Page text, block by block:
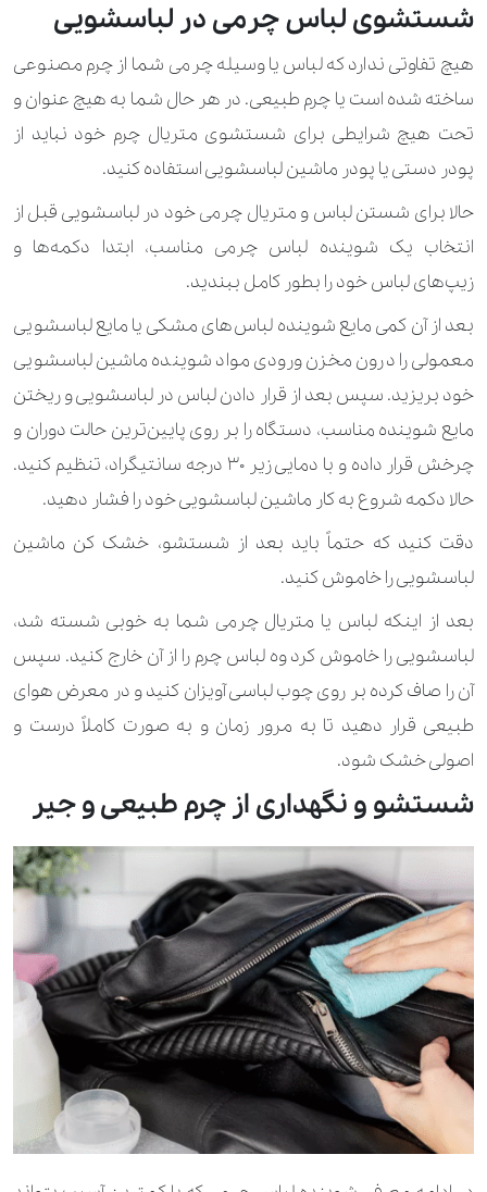
شستشوی لباس چرمی در لباسشویی
هیچ تفاوتی ندارد که لباس یا وسیله چرمی شما از چرم مصنوعی
ساخته شده است یا چرم طبیعی. در هر حال شما به هیچ عنوان و
تحت هیچ شرایطی برای شستشوی متریال چرم خود نباید از
پودر دستی یا پودر ماشین لباسشویی استفاده کنید.
حالا برای شستن لباس و متریال چرمی خود در لباسشویی قبل از
انتخاب یک شوینده لباس چرمی مناسب، ابتدا دکمه‌ها و
زیپ‌های لباس خود را بطور کامل ببندید.
بعد از آن کمی مایع شوینده لباس‌های مشکی یا مایع لباسشویی
معمولی را درون مخزن ورودی مواد شوینده ماشین لباسشویی
خود بریزید. سپس بعد از قرار دادن لباس در لباسشویی و ریختن
مایع شوینده مناسب، دستگاه را بر روی پایین‌ترین حالت دوران و
چرخش قرار داده و با دمایی زیر ۳۰ درجه سانتیگراد، تنظیم کنید.
حالا دکمه شروع به کار ماشین لباسشویی خود را فشار دهید.
دقت کنید که حتماً باید بعد از شستشو، خشک کن ماشین
لباسشویی را خاموش کنید.
بعد از اینکه لباس یا متریال چرمی شما به خوبی شسته شد،
لباسشویی را خاموش کرد وه لباس چرم را از آن خارج کنید. سپس
آن را صاف کرده بر روی چوب لباسی آویزان کنید و در معرض هوای
طبیعی قرار دهید تا به مرور زمان و به صورت کاملاً درست و
اصولی خشک شود.
شستشو و نگهداری از چرم طبیعی و جیر